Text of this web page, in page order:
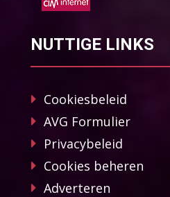
NUTTIGE LINKS
Cookiesbeleid
AVG Formulier
Privacybeleid
Cookies beheren
Adverteren